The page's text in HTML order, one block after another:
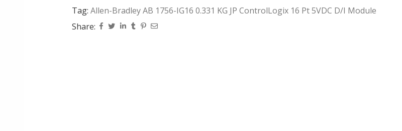
Tag: Allen-Bradley AB 1756-IG16 0.331 KG JP ControlLogix 16 Pt 5VDC D/I Module
Share: